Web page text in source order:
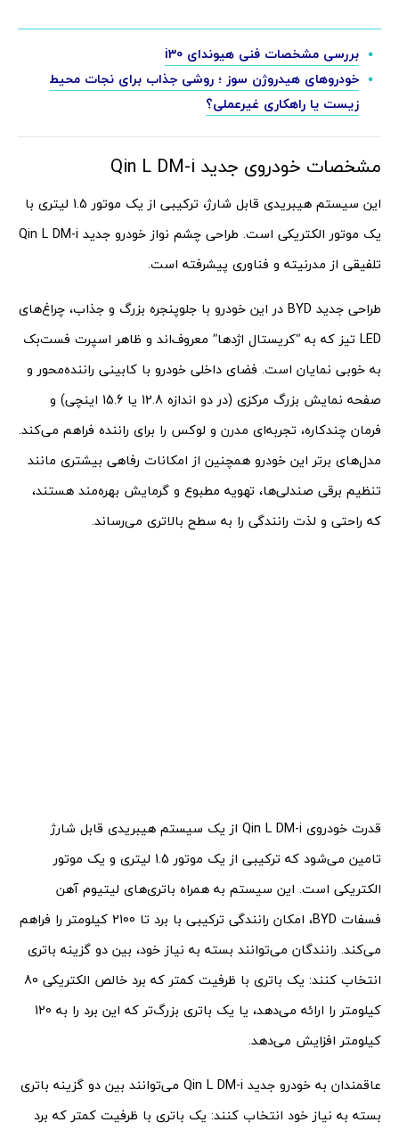
بررسی مشخصات فنی هیوندای i30
خودروهای هیدروژن سوز ؛ روشی جذاب برای نجات محیط
زیست یا راهکاری غیرعملی؟
مشخصات خودروی جدید Qin L DM-i
این سیستم هیبریدی قابل شارژ، ترکیبی از یک موتور 1.5 لیتری با
یک موتور الکتریکی است. طراحی چشم ‌نواز خودرو جدید Qin L DM-i
تلفیقی از مدرنیته و فناوری پیشرفته است.
طراحی جدید BYD در این خودرو با جلوپنجره بزرگ و جذاب، چراغ‌های
LED تیز که به “کریستال اژدها” معروف‌اند و ظاهر اسپرت فست‌بک
به خوبی نمایان است. فضای داخلی خودرو با کابینی راننده‌محور و
صفحه نمایش بزرگ مرکزی (در دو اندازه 12.8 یا 15.6 اینچی) و
فرمان چندکاره، تجربه‌ای مدرن و لوکس را برای راننده فراهم می‌کند.
مدل‌های برتر این خودرو همچنین از امکانات رفاهی بیشتری مانند
تنظیم برقی صندلی‌ها، تهویه مطبوع و گرمایش بهره‌مند هستند،
که راحتی و لذت رانندگی را به سطح بالاتری می‌رساند.
قدرت خودروی Qin L DM-i از یک سیستم هیبریدی قابل شارژ
تامین می‌شود که ترکیبی از یک موتور 1.5 لیتری و یک موتور
الکتریکی است. این سیستم به همراه باتری‌های لیتیوم آهن
فسفات BYD، امکان رانندگی ترکیبی با برد تا 2100 کیلومتر را فراهم
می‌کند. رانندگان می‌توانند بسته به نیاز خود، بین دو گزینه باتری
انتخاب کنند: یک باتری با ظرفیت کمتر که برد خالص الکتریکی 80
کیلومتر را ارائه می‌دهد، یا یک باتری بزرگ‌تر که این برد را به 120
کیلومتر افزایش می‌دهد.
عاقمندان به خودرو جدید Qin L DM-i می‌توانند بین دو گزینه باتری
بسته به نیاز خود انتخاب کنند: یک باتری با ظرفیت کمتر که برد